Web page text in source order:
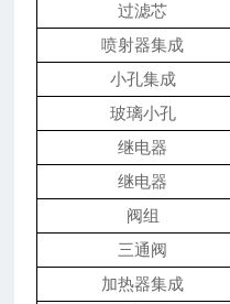
过滤芯
喷射器集成
小孔集成
玻璃小孔
继电器
继电器
阀组
三通阀
加热器集成